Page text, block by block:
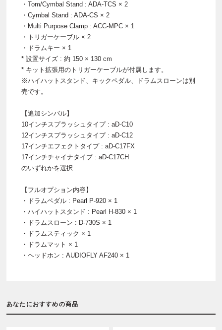
・Tom/Cymbal Stand : ADA-TCS × 2
・Cymbal Stand : ADA-CS × 2
・Multi Purpose Clamp : ACC-MPC × 1
・トリガーケーブル × 2
・ドラムキー × 1
* 設置サイズ : 約 150 × 130 cm
* キット拡張用のトリガーケーブルが付属します。
※ハイハットスタンド、キックペダル、ドラムスローンは別
売です。
【追加シンバル】
10インチスプラッシュタイプ : aD-C10
12インチスプラッシュタイプ : aD-C12
17インチエフェクトタイプ : aD-C17FX
17インチチャイナタイプ : aD-C17CH
のいずれかを選択
【フルオプション内容】
・ドラムペダル : Pearl P-920 × 1
・ハイハットスタンド : Pearl H-830 × 1
・ドラムスローン : D-730S × 1
・ドラムスティック × 1
・ドラムマット × 1
・ヘッドホン : AUDIOFLY AF240 × 1
あなたにおすすめの商品